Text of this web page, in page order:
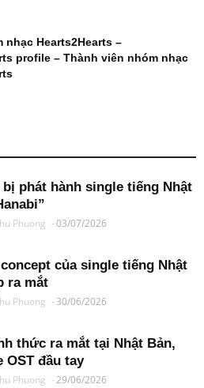
nhạc Hearts2Hearts –
profile – Thành viên nhóm nhạc
bị phát hành single tiếng Nhật
Phuong -03/07/2026
của single tiếng Nhật
ra mắt
Phuong - 30/06/2026
thức ra mắt tại Nhật Bản,
OST đầu tay
Phuong -29/06/2026